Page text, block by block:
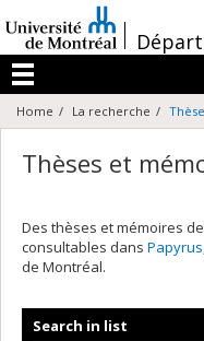
au
contenu
/
Menu
Home La recherche
Thèses et
Des thèses et mémoires
consultables dans Papyrus
de Montréal.
Search in list